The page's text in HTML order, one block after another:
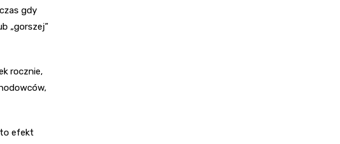
gdy
„gorszej”
rocznie,
to efekt